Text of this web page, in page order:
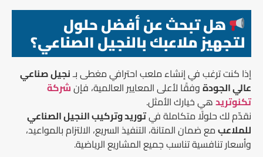
هل تبحث عن أفضل حلول
لتجهيز ملاعبك بالنجيل الصناعي؟
إذا كنت ترغب في إنشاء ملعب احترافي مغطى بـنجيل صناعي
عالي الجودةوفقًا لأعلى المعايير العالمية، فإنشركة
تكنوتريدهي خيارك الأمثل.
نقدّم لك حلولًا متكاملة فيتوريد وتركيب النجيل الصناعي
للملاعبمع ضمان المتانة، التنفيذ السريع، الالتزام بالمواعيد،
وأسعار تنافسية تناسب جميع المشاريع الرياضية.